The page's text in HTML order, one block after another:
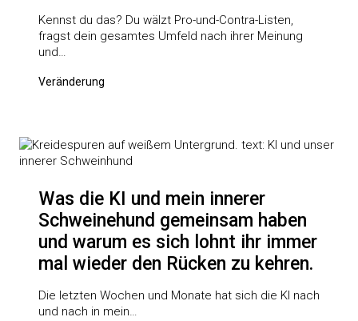
Kennst du das? Du wälzt Pro-und-Contra-Listen,
fragst dein gesamtes Umfeld nach ihrer Meinung
und…
Veränderung
Was die KI und mein innerer
Schweinehund gemeinsam haben
und warum es sich lohnt ihr immer
mal wieder den Rücken zu kehren.
Die letzten Wochen und Monate hat sich die KI nach
und nach in mein…